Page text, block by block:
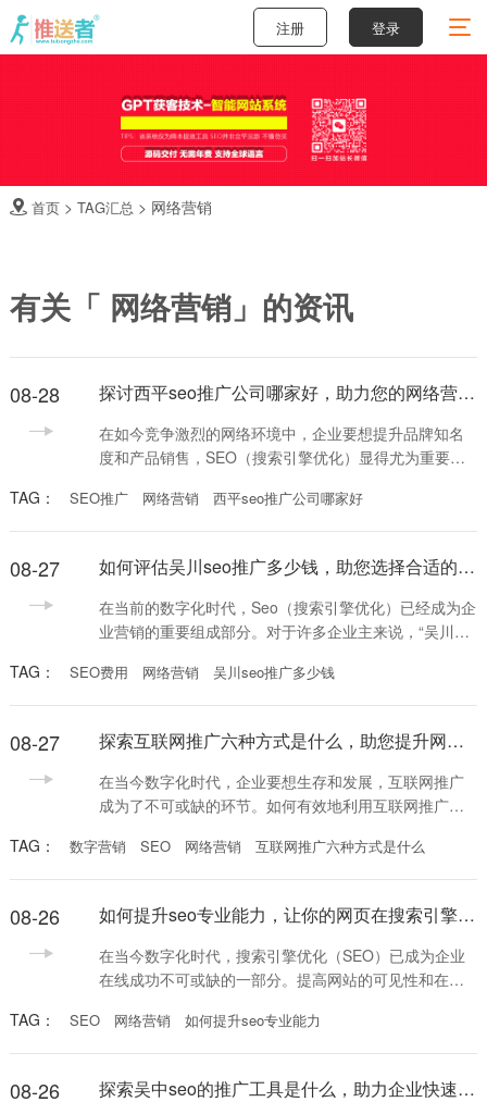
登录
注册
 首页> TAG汇总 > 网络营销
有关「 网络营销」的资讯
08-28 探讨西平seo推广公司哪家好，助力您的网络营销策略成功
在如今竞争激烈的网络环境中，企业要想提升品牌知名
度和产品销售，SEO（搜索引擎优化）显得尤为重要。
性，各类SEO推广公司也如雨后春笋般涌现。那么，西
平seo推广公司哪家好？本文将为您深入分析。 首先，
选择一家合适的SEO推广公司需要考虑多个因素。首先
是公司的专业背景和经验。值得信赖的SEO公司通常会
有丰富的案例和成功经验，能够帮助企业快速提升
TAG： SEO推广 网络营销 西平seo推广公司哪家好
08-27 如何评估吴川seo推广多少钱，助您选择合适的网络营销方案
在当前的数字化时代，Seo（搜索引擎优化）已经成为企
业营销的重要组成部分。对于许多企业主来说，“吴川
想要了解的信息。无论您是大型企业还是小型创业公
司，了解SEO推广的费用及其价值都是制定有效营销策
略的关键。 首先，吴川seo推广的费用并不是一个固定
的数字，它通常受到多个因素的影响，比如行业竞争程
度、目标关键词的选择、网站当前的优化状态以及所
TAG： SEO费用 网络营销 吴川seo推广多少钱
08-27 探索互联网推广六种方式是什么，助您提升网络营销效果
在当今数字化时代，企业要想生存和发展，互联网推广
成为了不可或缺的环节。如何有效地利用互联网推广？
助您更好地掌握互联网营销的策略。 首先，搜索引擎优
化（SEO）是最基础也是最关键的互联网推广方式之
一。通过优化网站结构、内容以及关键词布局，使其在
搜索引擎结果中获得较高的排名，从而提升网站的曝光
率和访问量。掌握SEO技巧，可以有效地吸引更多潜在
客户，
TAG： 数字营销 SEO 网络营销 互联网推广六种方式是什么
08-26 如何提升seo专业能力，让你的网页在搜索引擎中脱颖而出
在当今数字化时代，搜索引擎优化（SEO）已成为企业
在线成功不可或缺的一部分。提高网站的可见性和在搜
解如何提升seo专业能力显得尤为重要。本文将为你提供
一些实用的方法和技巧，帮助你在这个领域取得更大的
成就。 首先，学习SEO的基础知识是提升seo专业能力
TAG： SEO 网络营销 如何提升seo专业能力
08-26 探索吴中seo的推广工具是什么，助力企业快速提升网络曝光率